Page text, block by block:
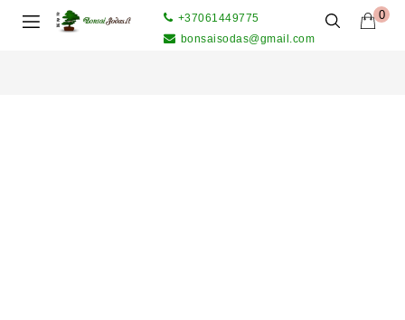
0
+37061449775
bonsaisodas@gmail.com